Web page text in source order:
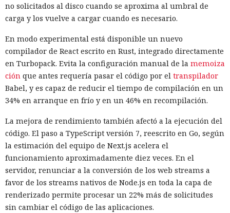
no solicitados al disco cuando se aproxima al umbral de
carga y los vuelve a cargar cuando es necesario.
En modo experimental está disponible un nuevo
compilador de React escrito en Rust, integrado directamente
en Turbopack. Evita la configuración manual de la memoiza
ción que antes requería pasar el código por el transpilador
Babel, y es capaz de reducir el tiempo de compilación en un
34% en arranque en frío y en un 46% en recompilación.
La mejora de rendimiento también afectó a la ejecución del
código. El paso a TypeScript versión 7, reescrito en Go, según
la estimación del equipo de Next.js acelera el
funcionamiento aproximadamente diez veces. En el
servidor, renunciar a la conversión de los web streams a
favor de los streams nativos de Node.js en toda la capa de
renderizado permite procesar un 22% más de solicitudes
sin cambiar el código de las aplicaciones.